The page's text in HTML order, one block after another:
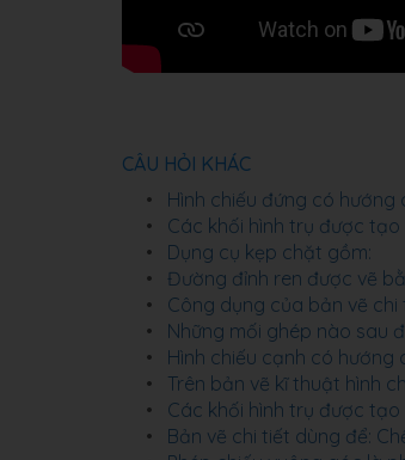
CÂU HỎI KHÁC
Hình chiếu đứng có hướng
Các khối hình trụ được
Dụng cụ kẹp chặt gồm:
Đường đỉnh ren được vẽ
Công dụng của bản vẽ chi
Những mối ghép nào sau
Hình chiếu cạnh có hướng
Trên bản vẽ kĩ thuật hình
Các khối hình trụ được
Bản vẽ chi tiết dùng để: